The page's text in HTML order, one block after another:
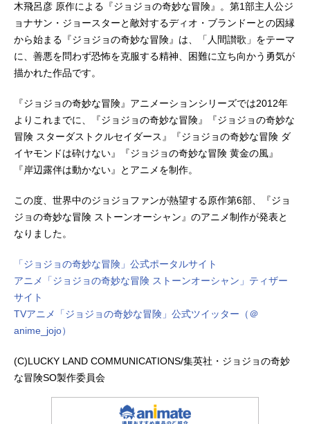
木飛呂彦 原作による『ジョジョの奇妙な冒険』。第1部主人公ジ
ョナサン・ジョースターと敵対するディオ・ブランドーとの因縁
から始まる『ジョジョの奇妙な冒険』は、「人間讃歌」をテーマ
に、善悪を問わず恐怖を克服する精神、困難に立ち向かう勇気が
描かれた作品です。
『ジョジョの奇妙な冒険』アニメーションシリーズでは2012年
よりこれまでに、『ジョジョの奇妙な冒険』『ジョジョの奇妙な
冒険 スターダストクルセイダース』『ジョジョの奇妙な冒険 ダ
イヤモンドは砕けない』『ジョジョの奇妙な冒険 黄金の風』
『岸辺露伴は動かない』とアニメを制作。
この度、世界中のジョジョファンが熱望する原作第6部、『ジョ
ジョの奇妙な冒険 ストーンオーシャン』のアニメ制作が発表と
なりました。
「ジョジョの奇妙な冒険」公式ポータルサイト
アニメ「ジョジョの奇妙な冒険 ストーンオーシャン」ティザー
サイト
TVアニメ「ジョジョの奇妙な冒険」公式ツイッター（＠
anime_jojo）
(C)LUCKY LAND COMMUNICATIONS/集英社・ジョジョの奇妙
な冒険SO製作委員会